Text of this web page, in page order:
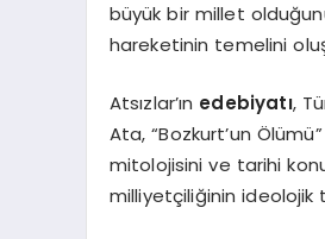
büyük bir millet
hareketinin temelini
Atsızlar’ın edebiyatı,
Ata, “Bozkurt’un
mitolojisini ve tarihi
milliyetçiliğinin